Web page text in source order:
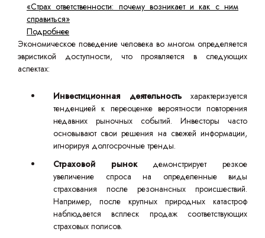
«Страх ответственности: почему возникает и как с ним
справиться»
Подробнее
Экономическое поведение человека во многом определяется
эвристикой доступности, что проявляется в следующих
аспектах:
Инвестиционная деятельностьхарактеризуется
тенденцией к переоценке вероятности повторения
недавних рыночных событий. Инвесторы часто
основывают свои решения на свежей информации,
игнорируя долгосрочные тренды.
Страховой рынокдемонстрирует резкое
увеличение спроса на определенные виды
страхования после резонансных происшествий.
Например, после крупных природных катастроф
наблюдается всплеск продаж соответствующих
страховых полисов.